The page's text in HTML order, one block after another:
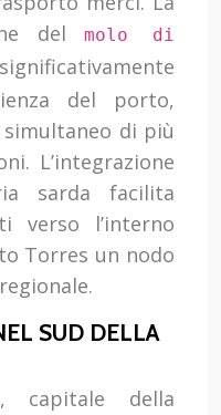
delmolo di
del porto,
di più
L’integrazione
sarda facilita
verso l’interno
Torres un nodo
SUD DELLA
capitale della